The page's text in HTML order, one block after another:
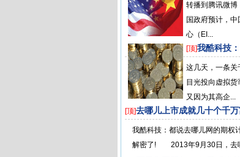
转播到腾讯微博
国政府预计，
心（EI...
[顶]我酷科技
这几天，一条关
目光投向虚拟
又因为其高企...
[顶]去哪儿上市成就几十个千
我酷科技：都说去哪儿网的期权
解密了! 2013年9月30日，去